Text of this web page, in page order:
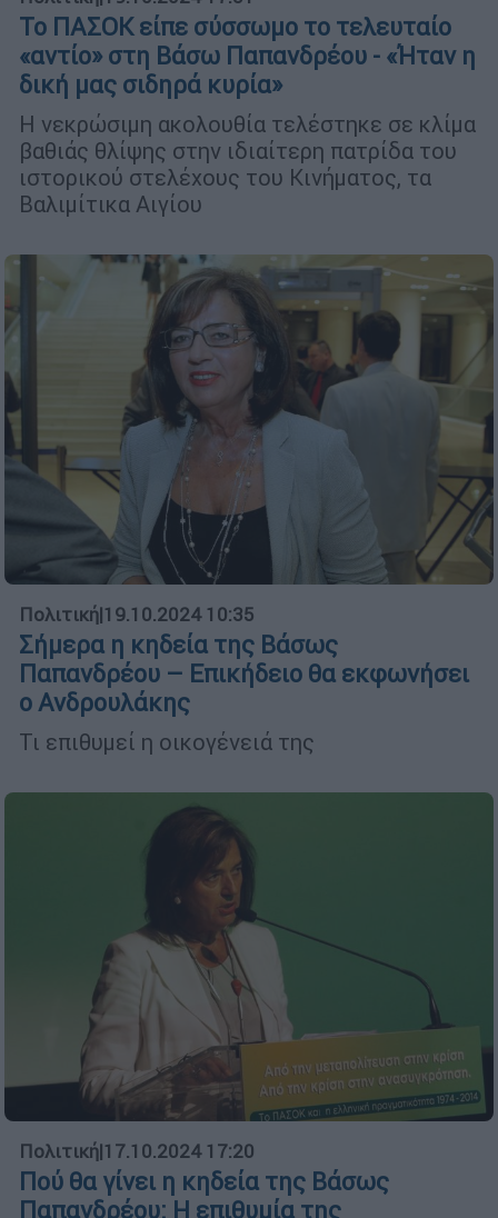
Το ΠΑΣΟΚ είπε σύσσωμο το τελευταίο
«αντίο» στη Βάσω Παπανδρέου - «Ήταν η
δική μας σιδηρά κυρία»
Η νεκρώσιμη ακολουθία τελέστηκε σε κλίμα
βαθιάς θλίψης στην ιδιαίτερη πατρίδα του
ιστορικού στελέχους του Κινήματος, τα
Βαλιμίτικα Αιγίου
Πολιτική|19.10.2024 10:35
Σήμερα η κηδεία της Βάσως
Παπανδρέου – Επικήδειο θα εκφωνήσει
ο Ανδρουλάκης
Τι επιθυμεί η οικογένειά της
Πολιτική|17.10.2024 17:20
Πού θα γίνει η κηδεία της Βάσως
Παπανδρέου: Η επιθυμία της